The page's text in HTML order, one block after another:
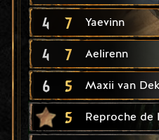
4 7 Yaevinn
4 7 Aelirenn
6 5 Maxii van
5 Reproche de